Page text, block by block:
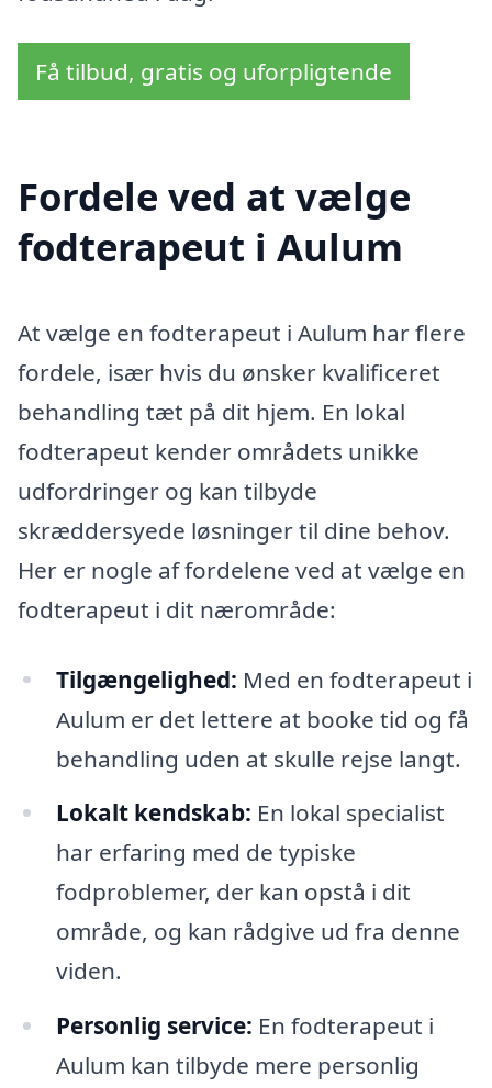
Få tilbud, gratis og uforpligtende
Fordele ved at vælge
fodterapeut i Aulum
At vælge en fodterapeut i Aulum har flere
fordele, især hvis du ønsker kvalificeret
behandling tæt på dit hjem. En lokal
fodterapeut kender områdets unikke
udfordringer og kan tilbyde
skræddersyede løsninger til dine behov.
Her er nogle af fordelene ved at vælge en
fodterapeut i dit nærområde:
Tilgængelighed: Med en fodterapeut i
Aulum er det lettere at booke tid og få
behandling uden at skulle rejse langt.
Lokalt kendskab: En lokal specialist
har erfaring med de typiske
fodproblemer, der kan opstå i dit
område, og kan rådgive ud fra denne
viden.
Personlig service: En fodterapeut i
Aulum kan tilbyde mere personlig